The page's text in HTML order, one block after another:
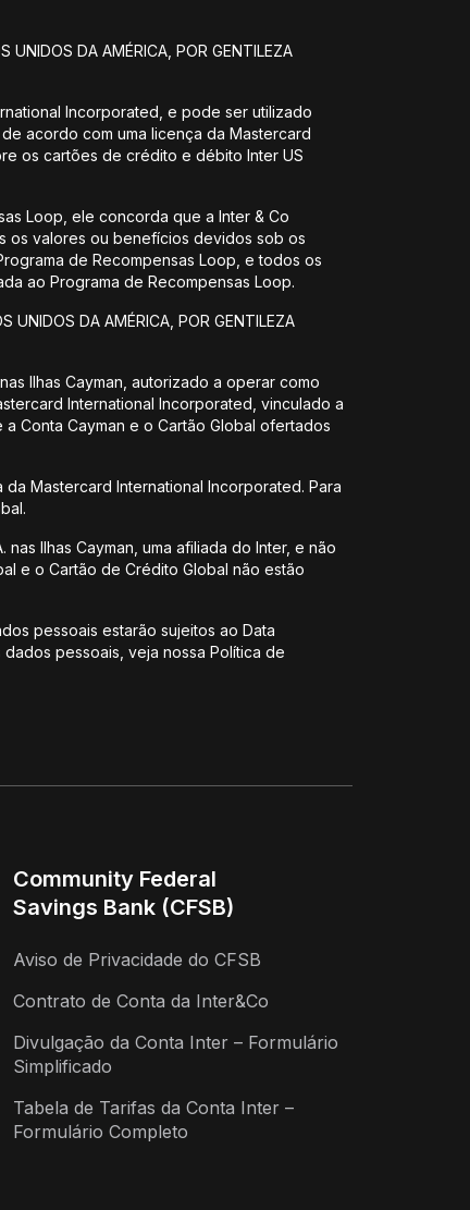
UNIDOS DA AMÉRICA, POR GENTILEZA
Incorporated, e pode ser utilizado
acordo com uma licença da Mastercard
os cartões de crédito e débito Inter US
Loop, ele concorda que a Inter & Co
os valores ou benefícios devidos sob os
de Recompensas Loop, e todos os
ao Programa de Recompensas Loop.
UNIDOS DA AMÉRICA, POR GENTILEZA
Ilhas Cayman, autorizado a operar como
International Incorporated, vinculado a
a Conta Cayman e o Cartão Global ofertados
Mastercard International Incorporated. Para
Ilhas Cayman, uma afiliada do Inter, e não
e o Cartão de Crédito Global não estão
pessoais estarão sujeitos ao Data
pessoais, veja nossa Política de
Community Federal
Savings Bank (CFSB)
Aviso de Privacidade do CFSB
Contrato de Conta da Inter&Co
Divulgação da Conta Inter – Formulário
Simplificado
Tabela de Tarifas da Conta Inter –
Formulário Completo